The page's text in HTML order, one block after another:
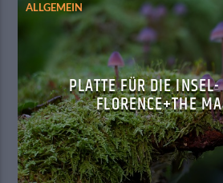
ALLGEMEIN
PLATTE FÜR DIE
FLORENCE+THE